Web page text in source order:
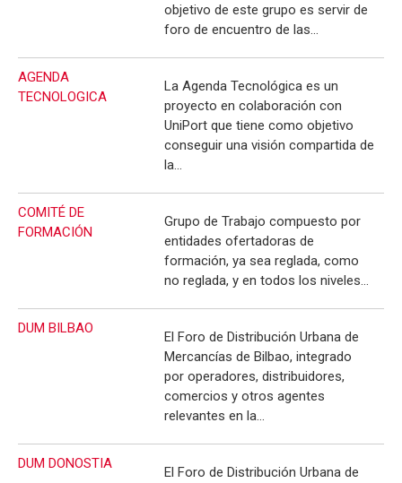
objetivo de este grupo es servir de
foro de encuentro de las…
AGENDA
TECNOLOGICA
La Agenda Tecnológica es un
proyecto en colaboración con
UniPort que tiene como objetivo
conseguir una visión compartida de
la…
COMITÉ DE
FORMACIÓN
Grupo de Trabajo compuesto por
entidades ofertadoras de
formación, ya sea reglada, como
no reglada, y en todos los niveles…
DUM BILBAO
El Foro de Distribución Urbana de
Mercancías de Bilbao, integrado
por operadores, distribuidores,
comercios y otros agentes
relevantes en la…
DUM DONOSTIA
El Foro de Distribución Urbana de